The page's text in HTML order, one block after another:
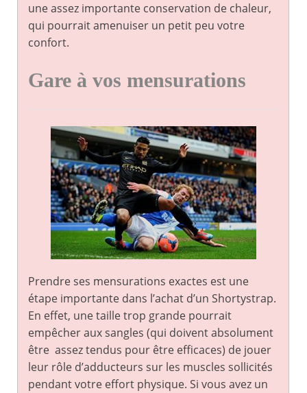
une assez importante conservation de chaleur,
qui pourrait amenuiser un petit peu votre
confort.
Gare à vos mensurations
Prendre ses mensurations exactes est une
étape importante dans l’achat d’un Shortystrap.
En effet, une taille trop grande pourrait
empêcher aux sangles (qui doivent absolument
être assez tendus pour être efficaces) de jouer
leur rôle d’adducteurs sur les muscles sollicités
pendant votre effort physique. Si vous avez un